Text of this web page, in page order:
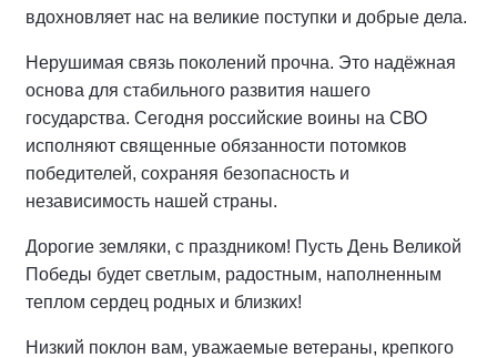
вдохновляет нас на великие поступки и добрые дела.
Нерушимая связь поколений прочна. Это надёжная
основа для стабильного развития нашего
государства. Сегодня российские воины на СВО
исполняют священные обязанности потомков
победителей, сохраняя безопасность и
независимость нашей страны.
Дорогие земляки, с праздником! Пусть День Великой
Победы будет светлым, радостным, наполненным
теплом сердец родных и близких!
Низкий поклон вам, уважаемые ветераны, крепкого